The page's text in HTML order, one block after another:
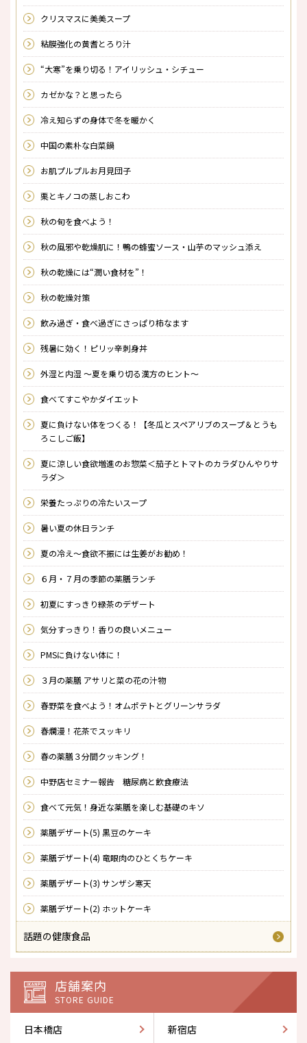
クリスマスに美美スープ
粘膜強化の黄耆とろり汁
“大寒”を乗り切る！アイリッシュ・シチュー
カゼかな？と思ったら
冷え知らずの身体で冬を暖かく
中国の素朴な白菜鍋
お肌プルプルお月見団子
栗とキノコの蒸しおこわ
秋の旬を食べよう！
秋の風邪や乾燥肌に！鴨の蜂蜜ソース・山芋のマッシュ添え
秋の乾燥には“潤い食材を”！
秋の乾燥対策
飲み過ぎ・食べ過ぎにさっぱり柿なます
残暑に効く！ピリッ辛刺身丼
外湿と内湿 〜夏を乗り切る漢方のヒント〜
食べてすこやかダイエット
夏に負けない体をつくる！【冬瓜とスペアリブのスープ＆とうも
ろこしご飯】
夏に涼しい食欲増進のお惣菜＜茄子とトマトのカラダひんやりサ
ラダ＞
栄養たっぷりの冷たいスープ
暑い夏の休日ランチ
夏の冷え～食欲不振には生姜がお勧め！
６月・７月の季節の薬膳ランチ
初夏にすっきり緑茶のデザート
気分すっきり！香りの良いメニュー
PMSに負けない体に！
３月の薬膳 アサリと菜の花の汁物
春野菜を食べよう！オムポテトとグリーンサラダ
春爛漫！花茶でスッキリ
春の薬膳３分間クッキング！
中野店セミナー報告 糖尿病と飲食療法
食べて元気！身近な薬膳を楽しむ基礎のキソ
薬膳デザート(5) 黒豆のケーキ
薬膳デザート(4) 竜眼肉のひとくちケーキ
薬膳デザート(3) サンザシ寒天
薬膳デザート(2) ホットケーキ
話題の健康食品
店舗案内
STORE GUIDE
日本橋店 新宿店